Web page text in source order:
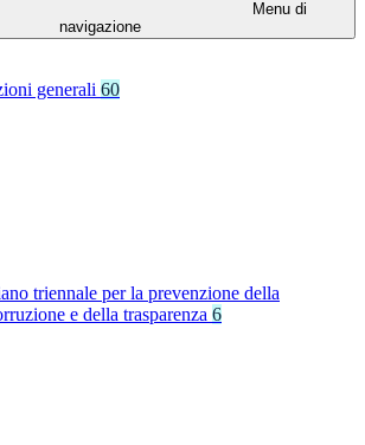
Menu di
navigazione
generali 60
triennale per la prevenzione della
e della trasparenza 6